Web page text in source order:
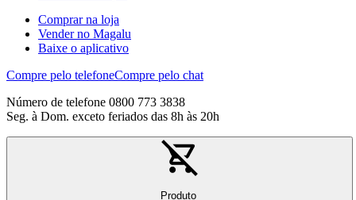
Comprar na loja
Vender no Magalu
Baixe o aplicativo
Compre pelo telefoneCompre pelo chat
Número de telefone 0800 773 3838
Seg. à Dom. exceto feriados das 8h às 20h
Produto